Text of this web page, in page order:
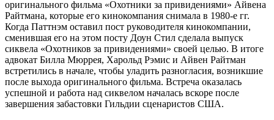
оригинального фильма «Охотники за привидениями» Айвена
Райтмана, которые его кинокомпания снимала в 1980-е гг.
Когда Паттнэм оставил пост руководителя кинокомпании,
сменившая его на этом посту Доун Стил сделала выпуск
сиквела «Охотников за привидениями» своей целью. В итоге
адвокат Билла Мюррея, Харольд Рэмис и Айвен Райтман
встретились в начале, чтобы уладить разногласия, возникшие
после выхода оригинального фильма. Встреча оказалась
успешной и работа над сиквелом началась вскоре после
завершения забастовки Гильдии сценаристов США.